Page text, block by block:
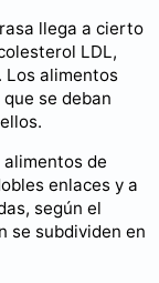
llega a cierto
LDL,
Los alimentos
se deban
de
enlaces y a
según el
se subdividen en